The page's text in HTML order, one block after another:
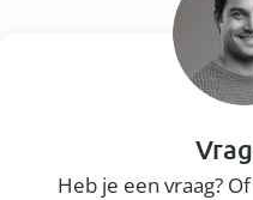
Heb je een vraag?